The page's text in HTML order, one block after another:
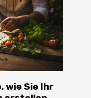
wie Sie Ihr